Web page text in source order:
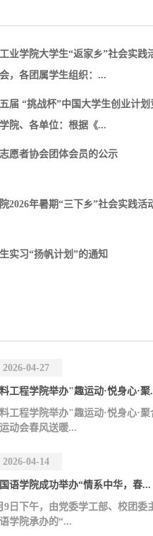
业学院大学生“返家乡”社会实践
，各团属学生组织：...
届 “挑战杯”中国大学生创业计划
院、各单位：根据《...
愿者协会团体会员的公示
2026年暑期“三下乡”社会实践活
实习“扬帆计划”的通知
2026-04-27
工程学院举办"趣运动·悦身心·聚
工程学院举办"趣运动·悦身心·
动会春风送暖...
2026-04-14
语学院成功举办“情系中华，春...
9日下午，由党委学工部、校团委
学院承办的“...